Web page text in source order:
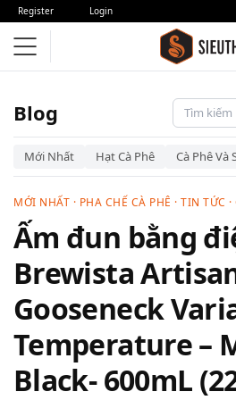
Register Login
Blog
Mới Nhất Hạt Cà Phê Cà Phê Và
MỚI NHẤT · PHA CHẾ CÀ PHÊ · TIN TỨC ·
Ấm đun bằng
Brewista
Gooseneck
Temperature –
Black- 600mL